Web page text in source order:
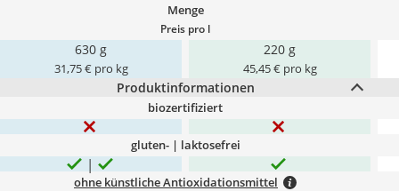
Menge
Preis pro l
630 g
31,75 € pro kg
220 g
45,45 € pro kg
Produktinformationen
biozertifiziert
gluten- | laktosefrei
ohne künstliche Antioxidationsmittel